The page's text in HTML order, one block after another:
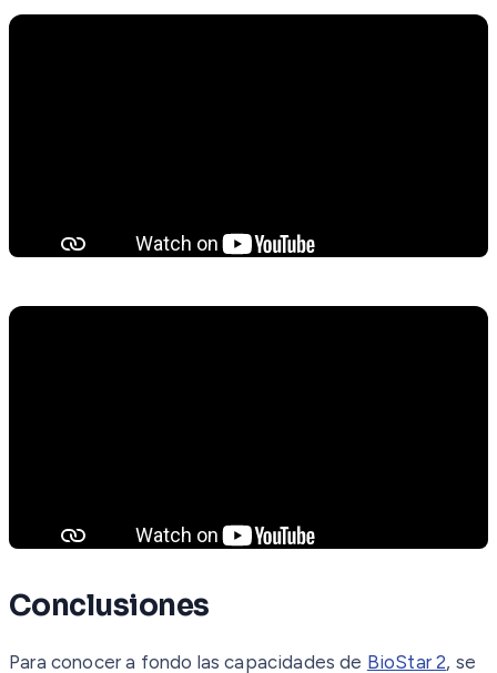
Conclusiones
Para conocer a fondo las capacidades de BioStar 2, se